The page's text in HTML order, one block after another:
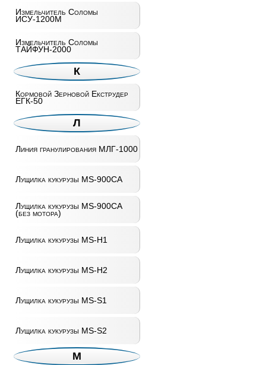
Измельчитель Соломы
ИСУ-1200М
Измельчитель Соломы
ТАЙФУН-2000
К
Кормовой Зерновой Екструдер
ЕГК-50
Л
Линия гранулирования МЛГ-1000
Лущилка кукурузы MS-900CA
Лущилка кукурузы MS-900CA
(без мотора)
Лущилка кукурузы MS-H1
Лущилка кукурузы MS-H2
Лущилка кукурузы MS-S1
Лущилка кукурузы MS-S2
М